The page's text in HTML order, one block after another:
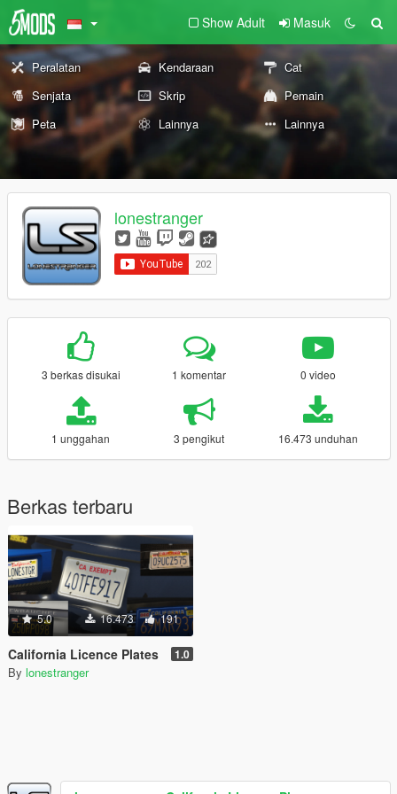
Show Adult Masuk
Peralatan Kendaraan
Cat
Senjata
Skrip
Pemain
Peta
Lainnya Lainnya
lonestranger
3 berkas disukai 1 komentar 0 video
1 unggahan 3 pengikut 16.473 unduhan
Berkas terbaru
5.0 16.473 191
California Licence Plates 1.0
By lonestranger